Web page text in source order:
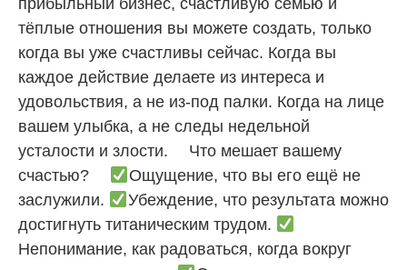
тёплые отношения вы можете создать, только
когда вы уже счастливы сейчас. Когда вы
каждое действие делаете из интереса и
удовольствия, а не из-под палки. Когда на лице
вашем улыбка, а не следы недельной
усталости и злости. ⠀ Что мешает вашему
счастью? ⠀
Ощущение, что вы его ещё не
заслужили.
Убеждение, что результата можно
достигнуть титаническим трудом.
Непонимание, как радоваться, когда вокруг